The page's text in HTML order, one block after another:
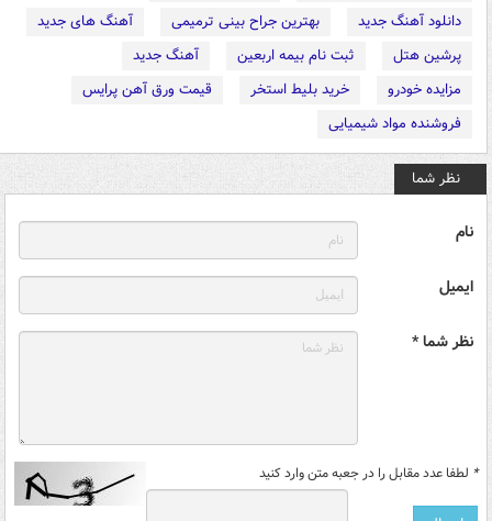
دانلود آهنگ جدید
بهترین جراح بینی ترمیمی
آهنگ های جدید
پرشین هتل
ثبت نام بیمه اربعین
آهنگ جدید
مزایده خودرو
خرید بلیط استخر
قیمت ورق آهن پرایس
فروشنده مواد شیمیایی
نظر شما
نام
ایمیل
نظر شما *
* لطفا عدد مقابل را در جعبه متن وارد کنید